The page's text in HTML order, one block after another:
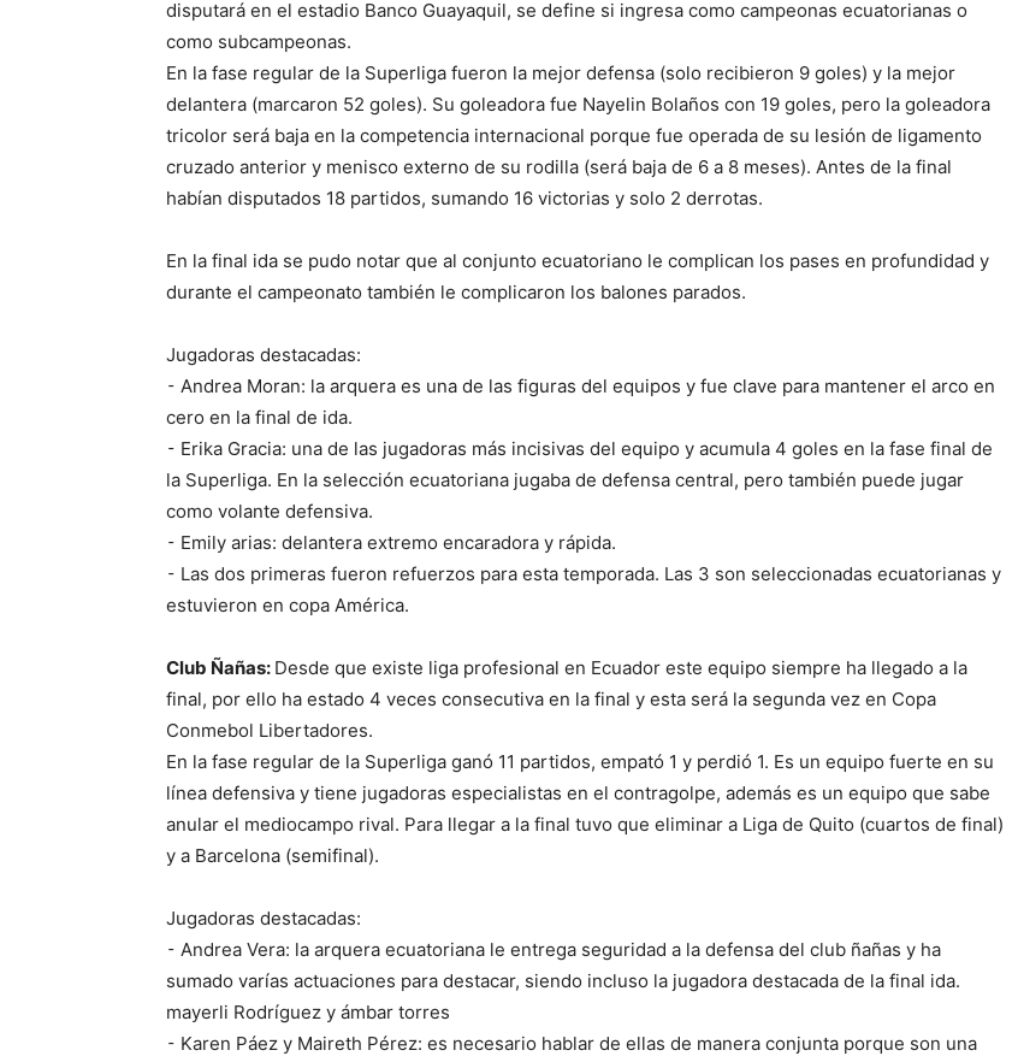
disputará en el estadio Banco Guayaquil, se define si ingresa como campeonas ecuatorianas o
como subcampeonas.
En la fase regular de la Superliga fueron la mejor defensa (solo recibieron 9 goles) y la mejor
delantera (marcaron 52 goles). Su goleadora fue Nayelin Bolaños con 19 goles, pero la goleadora
tricolor será baja en la competencia internacional porque fue operada de su lesión de ligamento
cruzado anterior y menisco externo de su rodilla (será baja de 6 a 8 meses). Antes de la final
habían disputados 18 partidos, sumando 16 victorias y solo 2 derrotas.
En la final ida se pudo notar que al conjunto ecuatoriano le complican los pases en profundidad y
durante el campeonato también le complicaron los balones parados.
Jugadoras destacadas:
⁃ Andrea Moran: la arquera es una de las figuras del equipos y fue clave para mantener el arco en
cero en la final de ida.
⁃ Erika Gracia: una de las jugadoras más incisivas del equipo y acumula 4 goles en la fase final de
la Superliga. En la selección ecuatoriana jugaba de defensa central, pero también puede jugar
como volante defensiva.
⁃ Emily arias: delantera extremo encaradora y rápida.
⁃ Las dos primeras fueron refuerzos para esta temporada. Las 3 son seleccionadas ecuatorianas y
estuvieron en copa América.
Club Ñañas: Desde que existe liga profesional en Ecuador este equipo siempre ha llegado a la
final, por ello ha estado 4 veces consecutiva en la final y esta será la segunda vez en Copa
Conmebol Libertadores.
En la fase regular de la Superliga ganó 11 partidos, empató 1 y perdió 1. Es un equipo fuerte en su
línea defensiva y tiene jugadoras especialistas en el contragolpe, además es un equipo que sabe
anular el mediocampo rival. Para llegar a la final tuvo que eliminar a Liga de Quito (cuartos de final)
y a Barcelona (semifinal).
Jugadoras destacadas:
⁃ Andrea Vera: la arquera ecuatoriana le entrega seguridad a la defensa del club ñañas y ha
sumado varías actuaciones para destacar, siendo incluso la jugadora destacada de la final ida.
mayerli Rodríguez y ámbar torres
⁃ Karen Páez y Maireth Pérez: es necesario hablar de ellas de manera conjunta porque son una